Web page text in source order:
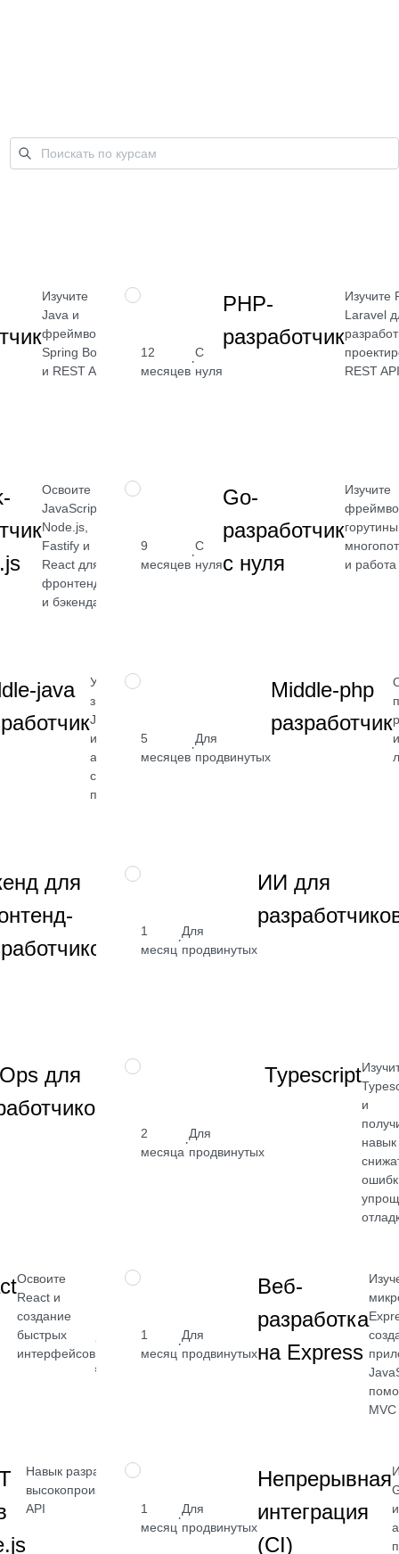
Изучите
Java и
фреймворк
Spring Boot
и REST API
от 2 400
ПРОФЕССИЯ
12
месяцев
·
С
нуля
РНР-
разработчик
Изучите
Laravel
REST API
Освоите
JavaScript,
Node.js,
Fastify и
React для
фронтенда
и бэкенда.
от 2 400
ПРОФЕССИЯ
9
месяцев
·
С
нуля
Go-
разработчик
с нуля
Изучите
и работа
java
Углубите
знания
Java, Spring
и
архитектуры
серверных
приложений
от 2 400
ПРОФЕССИЯ
5
месяцев
·
Для
продвинутых
Middle-php
разработчик
для
Изучите
Docker
от 2 400
ПРОФЕССИЯ
1
месяц
·
Для
продвинутых
ИИ для
для
Изучите
Docker, Ansible,
Terraform, IaC
от 2 400
НАВЫК
2
месяца
·
Для
продвинутых
Typescript
и
навык
Освоите
React и
создание
быстрых
интерфейсов
от 2 400
₽
НАВЫК
1
месяц
·
Для
продвинутых
Веб-
разработка
на Express
MVC
Навык разработки
высокопроизводительных
API
₽
НАВЫК
1
месяц
·
Для
продвинутых
Непрерывная
интеграция
(CI)